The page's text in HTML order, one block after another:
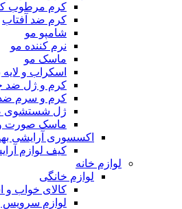
کرم مرطوب
کرم ضد آفتاب
شامپو مو
نرم کننده مو
ماسک مو
اسکراب و لایه
کرم و ژل
کرم و سرم
ژل شستشوی
ماسک صورت
اکسسوری آرایشی
کیف لوازم
لوازم خانه
لوازم خانگی
کالای خواب و
لوازم سرویس